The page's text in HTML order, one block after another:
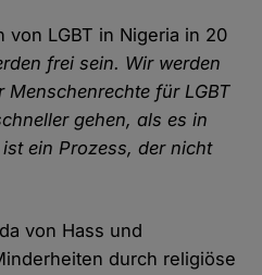
von LGBT in Nigeria in 20
frei sein. Wir werden
für LGBT
gehen, als es in
ein Prozess, der nicht
von Hass und
durch religiöse